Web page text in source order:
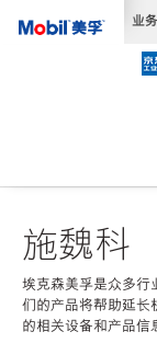
业
施魏科
埃克森美孚是众多行
们的产品将帮助延长
的相关设备和产品信